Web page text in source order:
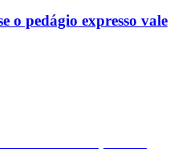
o pedágio expresso vale